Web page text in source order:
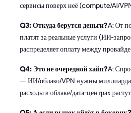
сервисы поверх неё (compute/AI/
Q3: Откуда берутся деньги?A: От
платят за реальные услуги (ИИ-
распределяет оплату между
Q4: Это не очередной хайп?A:
— ИИ/облако/VPN нужны
расходы в облаке/дата-центрах